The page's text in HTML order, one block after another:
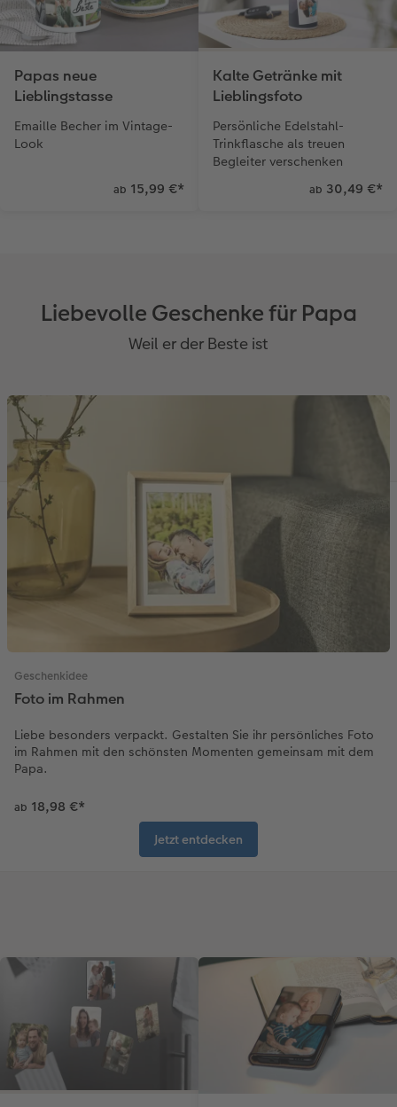
Papas neue
Lieblingstasse
Emaille Becher im Vintage-
Look
ab 15,99 €*
Kalte Getränke mit
Lieblingsfoto
Persönliche Edelstahl-
Trinkflasche als treuen
Begleiter verschenken
ab 30,49 €*
Liebevolle Geschenke für Papa
Weil er der Beste ist
Geschenkidee
Foto im Rahmen
Liebe besonders verpackt. Gestalten Sie ihr persönliches Foto
im Rahmen mit den schönsten Momenten gemeinsam mit dem
Papa.
ab 18,98 €*
Jetzt entdecken